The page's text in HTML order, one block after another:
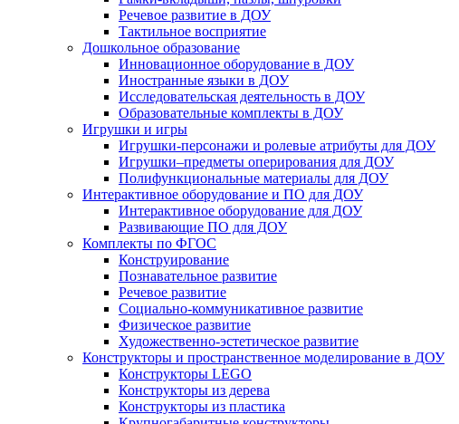
Речевое развитие в ДОУ
Тактильное восприятие
Дошкольное образование
Инновационное оборудование в ДОУ
Иностранные языки в ДОУ
Исследовательская деятельность в ДОУ
Образовательные комплекты в ДОУ
Игрушки и игры
Игрушки-персонажи и ролевые атрибуты для ДОУ
Игрушки–предметы оперирования для ДОУ
Полифункциональные материалы для ДОУ
Интерактивное оборудование и ПО для ДОУ
Интерактивное оборудование для ДОУ
Развивающие ПО для ДОУ
Комплекты по ФГОС
Конструирование
Познавательное развитие
Речевое развитие
Социально-коммуникативное развитие
Физическое развитие
Художественно-эстетическое развитие
Конструкторы и пространственное моделирование в ДОУ
Конструкторы LEGO
Конструкторы из дерева
Конструкторы из пластика